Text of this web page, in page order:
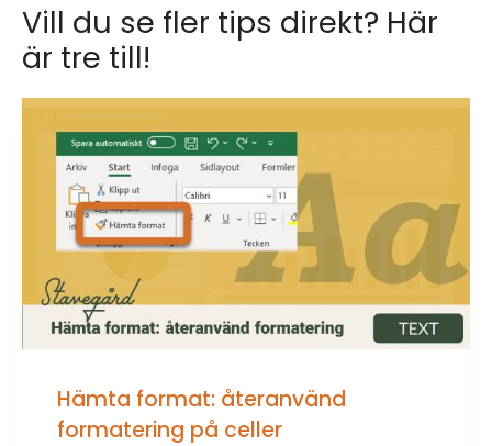
Vill du se fler tips direkt? Här
är tre till!
Hämta format: återanvänd
formatering på celler